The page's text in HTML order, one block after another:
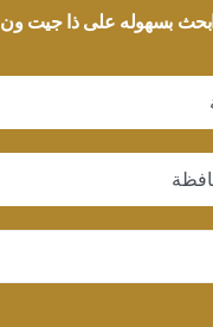
ابحث بسهوله على ذا جيت ون